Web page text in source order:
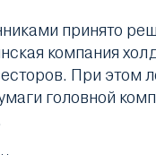
принято
компания
При
головной